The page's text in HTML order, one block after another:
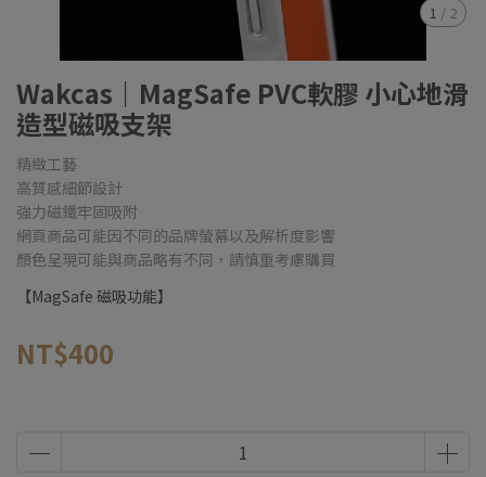
1 / 2
Wakcas｜MagSafe PVC軟膠 小心地滑
造型磁吸支架
精緻工藝
高質感細節設計
強力磁鐵牢固吸附
網頁商品可能因不同的品牌螢幕以及解析度影響
顏色呈現可能與商品略有不同，請慎重考慮購買
【MagSafe 磁吸功能】
NT$400